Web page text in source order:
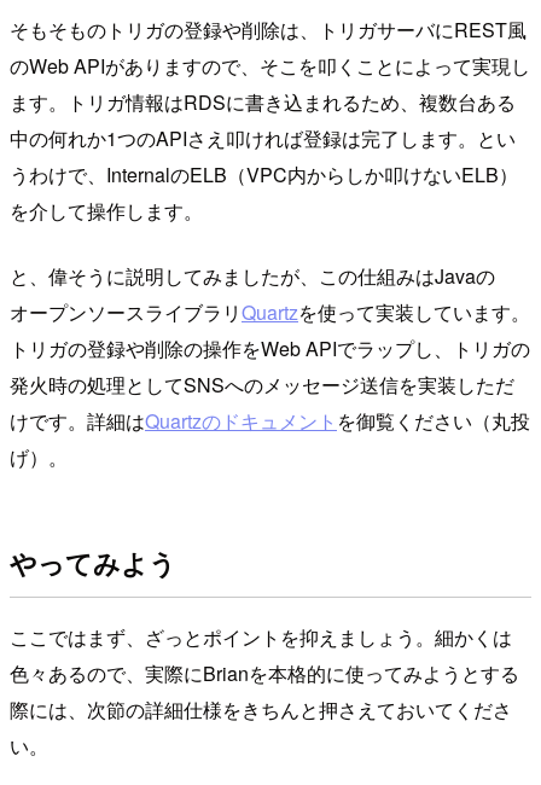
そもそものトリガの登録や削除は、トリガサーバにREST風
のWeb APIがありますので、そこを叩くことによって実現し
ます。トリガ情報はRDSに書き込まれるため、複数台ある
中の何れか1つのAPIさえ叩ければ登録は完了します。とい
うわけで、InternalのELB（VPC内からしか叩けないELB）
を介して操作します。
と、偉そうに説明してみましたが、この仕組みはJavaの
オープンソースライブラリQuartzを使って実装しています。
トリガの登録や削除の操作をWeb APIでラップし、トリガの
発火時の処理としてSNSへのメッセージ送信を実装しただ
けです。詳細はQuartzのドキュメント を御覧ください（丸投
げ）。
やってみよう
ここではまず、ざっとポイントを抑えましょう。細かくは
色々あるので、実際にBrianを本格的に使ってみようとする
際には、次節の詳細仕様をきちんと押さえておいてくださ
い。